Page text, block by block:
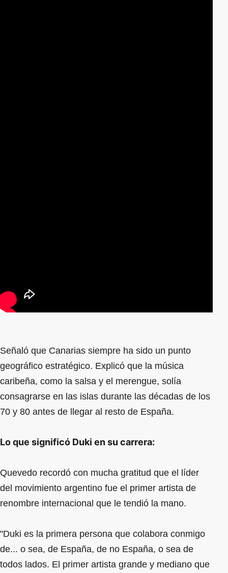
Señaló que Canarias siempre ha sido un punto
geográfico estratégico. Explicó que la música
caribeña, como la salsa y el merengue, solía
consagrarse en las islas durante las décadas de los
70 y 80 antes de llegar al resto de España.
Lo que significó Duki en su carrera:
Quevedo recordó con mucha gratitud que el líder
del movimiento argentino fue el primer artista de
renombre internacional que le tendió la mano.
"Duki es la primera persona que colabora conmigo
de... o sea, de España, de no España, o sea de
todos lados. El primer artista grande y mediano que